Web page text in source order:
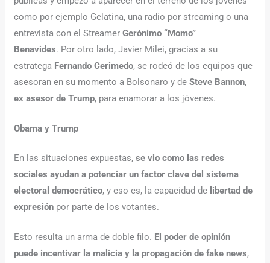
como por ejemplo Gelatina, una radio por streaming o una
entrevista con el StreamerGerónimo “Momo”
Benavides. Por otro lado, Javier Milei, gracias a su
estratega Fernando Cerimedo, se rodeó de los equipos que
asesoran en su momento a Bolsonaro y deSteve Bannon,
ex asesor de Trump, para enamorar a los jóvenes.
Obama y Trump
En las situaciones expuestas,se vio como las redes
sociales ayudan a potenciar un factor clave del sistema
electoral democrático, y eso es, la capacidad de libertad de
expresión por parte de los votantes.
Esto resulta un arma de doble filo. El poder de opinión
puede incentivar la malicia y la propagación de fake news,